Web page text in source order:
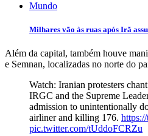
Mundo
Milhares vão às ruas após Irã
Além da capital, também houve
e Semnan, localizadas no norte do
Watch: Iranian protesters
IRGC and the Supreme
admission to unintentionally
airliner and killing 176.
pic.twitter.com/tUddoFCRZu